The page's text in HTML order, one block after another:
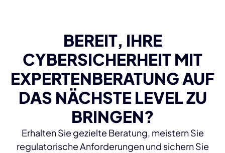
BEREIT, IHRE
CYBERSICHERHEIT MIT
EXPERTENBERATUNG AUF
DAS NÄCHSTE LEVEL ZU
BRINGEN?
Erhalten Sie gezielte Beratung, meistern Sie
regulatorische Anforderungen und sichern Sie